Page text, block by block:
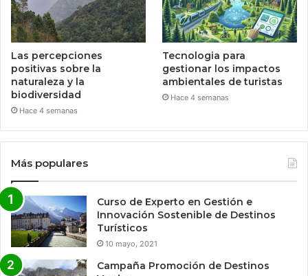
Las percepciones
positivas sobre la
naturaleza y la
biodiversidad
Hace 4 semanas
Tecnologia para
gestionar los impactos
ambientales de turistas
Hace 4 semanas
Más populares
Curso de Experto en Gestión e
Innovación Sostenible de Destinos
Turísticos
10 mayo, 2021
Campaña Promoción de Destinos